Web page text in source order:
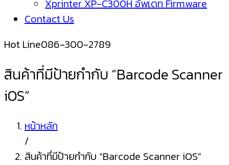
Xprinter XP-C300H อัพเดท Firmware
Contact Us
Hot Line086-300-2789
สินค้าที่มีป้ายกำกับ “Barcode Scanner
iOS”
หน้าหลัก
/
สินค้าที่มีป้ายกำกับ “Barcode Scanner iOS”